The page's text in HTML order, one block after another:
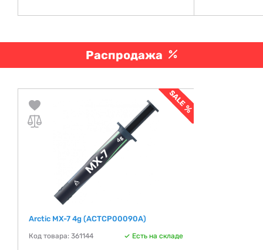
Распродажа
Arctic MX-7 4g (ACTCP00090A)
Код товара: 361144 Есть на складе